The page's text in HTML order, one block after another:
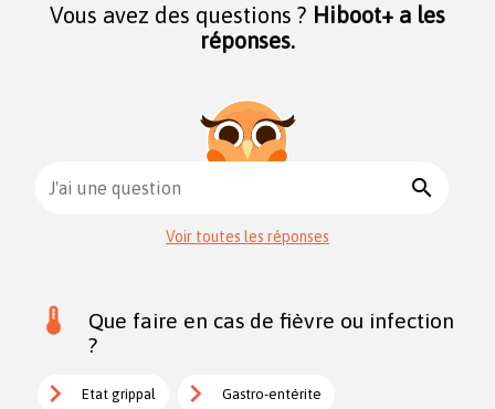
Vous avez des questions ? Hiboot+ a les
réponses.
J'ai une question search
Voir toutes les réponses
Que faire en cas de fièvre ou infection
?
Etat grippal Gastro-entérite